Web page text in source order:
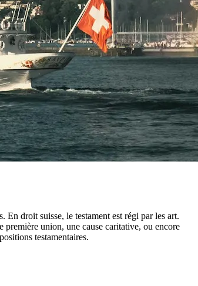
droit suisse, le testament est régi par les art.
union, une cause caritative, ou encore
testamentaires.